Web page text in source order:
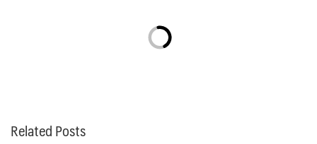
Related Posts